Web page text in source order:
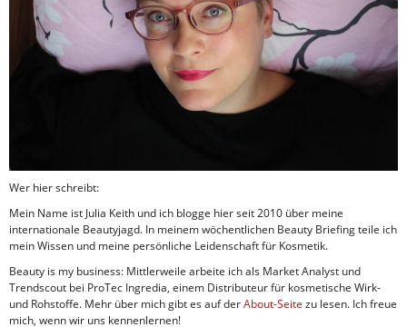
Wer hier schreibt:
Mein Name ist Julia Keith und ich blogge hier seit 2010 über meine
internationale Beautyjagd. In meinem wöchentlichen Beauty Briefing teile ich
mein Wissen und meine persönliche Leidenschaft für Kosmetik.
Beauty is my business: Mittlerweile arbeite ich als Market Analyst und
Trendscout bei ProTec Ingredia, einem Distributeur für kosmetische Wirk-
und Rohstoffe. Mehr über mich gibt es auf derAbout-Seite zu lesen. Ich freue
mich, wenn wir uns kennenlernen!